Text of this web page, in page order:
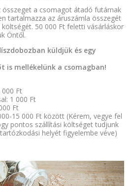
összeget a csomagot átadó futárnak
tartalmazza az áruszámla összegét
50 000 Ft feletti vásárláskor
Öntől.
küldjük és egy
is mellékelünk a csomagban!
000 Ft
1 000 Ft
Ft
15 000 Ft között (Kérem, vegye fel
pontos szállítási költséget tudjunk
helyét figyelembe véve)